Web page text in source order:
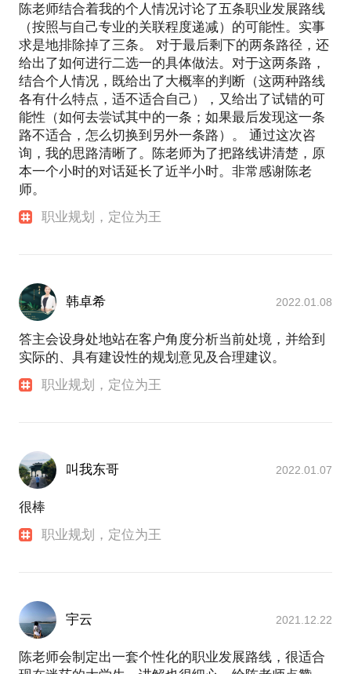
陈老师结合着我的个人情况讨论了五条职业发展路线
（按照与自己专业的关联程度递减）的可能性。实事
求是地排除掉了三条。 对于最后剩下的两条路径，还
给出了如何进行二选一的具体做法。对于这两条路，
结合个人情况，既给出了大概率的判断（这两种路线
各有什么特点，适不适合自己），又给出了试错的可
能性（如何去尝试其中的一条；如果最后发现这一条
路不适合，怎么切换到另外一条路）。 通过这次咨
询，我的思路清晰了。陈老师为了把路线讲清楚，原
本一个小时的对话延长了近半小时。非常感谢陈老
师。
职业规划，定位为王
韩卓希 2022.01.08
答主会设身处地站在客户角度分析当前处境，并给到
实际的、具有建设性的规划意见及合理建议。
职业规划，定位为王
叫我东哥 2022.01.07
很棒
职业规划，定位为王
宇云 2021.12.22
陈老师会制定出一套个性化的职业发展路线，很适合